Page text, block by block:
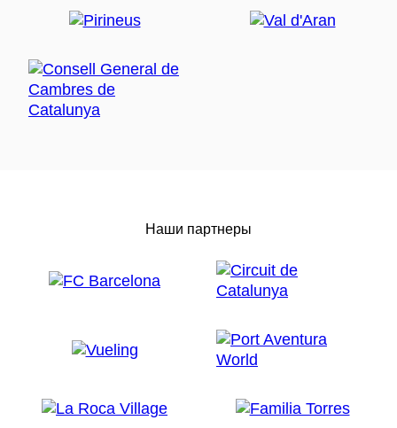
Наши партнеры